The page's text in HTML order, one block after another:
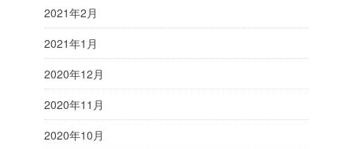
2021年2月
2021年1月
2020年12月
2020年11月
2020年10月